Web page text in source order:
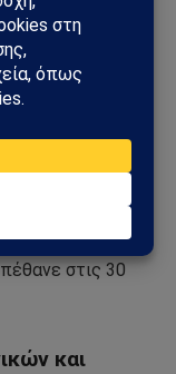
τους
και
που έδωσε η
με τίτλο
το Γραφείο
Κυβέρνησης. O
στις 30
και